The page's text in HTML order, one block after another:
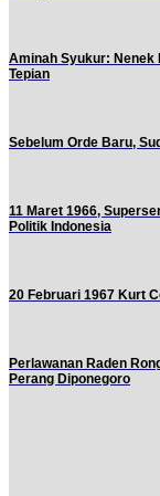
Aminah Syukur: Nenek
Tepian
Sebelum Orde Baru,
11 Maret 1966,
Politik Indonesia
20 Februari 1967 Kurt
Perlawanan Raden
Perang Diponegoro